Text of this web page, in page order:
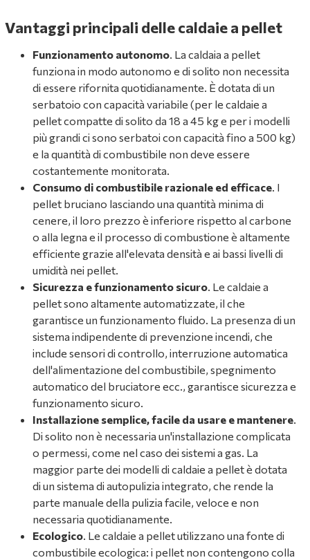
Vantaggi principali delle caldaie a pellet
Funzionamento autonomo. La caldaia a pellet
funziona in modo autonomo e di solito non necessita
di essere rifornita quotidianamente. È dotata di un
serbatoio con capacità variabile (per le caldaie a
pellet compatte di solito da 18 a 45 kg e per i modelli
più grandi ci sono serbatoi con capacità fino a 500 kg)
e la quantità di combustibile non deve essere
costantemente monitorata.
Consumo di combustibile razionale ed efficace. I
pellet bruciano lasciando una quantità minima di
cenere, il loro prezzo è inferiore rispetto al carbone
o alla legna e il processo di combustione è altamente
efficiente grazie all'elevata densità e ai bassi livelli di
umidità nei pellet.
Sicurezza e funzionamento sicuro. Le caldaie a
pellet sono altamente automatizzate, il che
garantisce un funzionamento fluido. La presenza di un
sistema indipendente di prevenzione incendi, che
include sensori di controllo, interruzione automatica
dell'alimentazione del combustibile, spegnimento
automatico del bruciatore ecc., garantisce sicurezza e
funzionamento sicuro.
Installazione semplice, facile da usare e mantenere.
Di solito non è necessaria un'installazione complicata
o permessi, come nel caso dei sistemi a gas. La
maggior parte dei modelli di caldaie a pellet è dotata
di un sistema di autopulizia integrato, che rende la
parte manuale della pulizia facile, veloce e non
necessaria quotidianamente.
Ecologico. Le caldaie a pellet utilizzano una fonte di
combustibile ecologica: i pellet non contengono colla